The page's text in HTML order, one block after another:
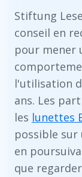
Stiftung
conseil en
pour mener
l'utilisation
ans. Les
les lunettes
possible
en
que